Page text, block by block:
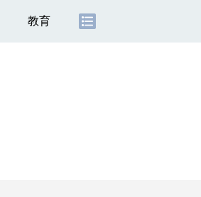
教育